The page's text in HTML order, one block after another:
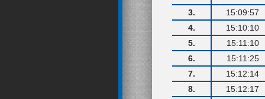
3.
15:09:57
4.
15:10:10
5.
15:11:10
6.
15:11:25
7.
15:12:14
8.
15:12:17